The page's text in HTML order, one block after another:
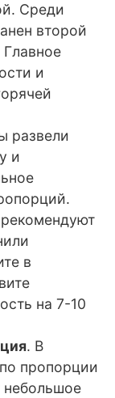
Среди
второй
и
развели
и
в
на 7-10
. В
пропорции
небольшое